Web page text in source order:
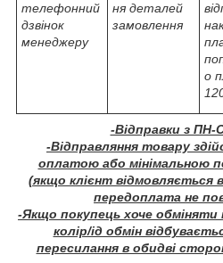
телефонний
дзвінок
менеджеру
ня деталей
замовлення
о
-Відправки з ПН-
-Відправляння товару
оплатою або мінімальною
(якщо клієнт відмовляється
передоплата не
-Якщо покупець хоче
колір/ід обмін
пересилання в обидві